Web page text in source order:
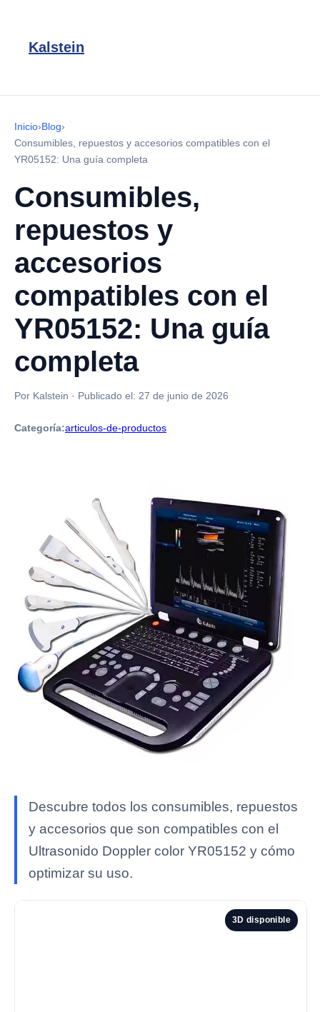
Kalstein
Inicio›Blog›
Consumibles, repuestos y accesorios compatibles con el
YR05152: Una guía completa
Consumibles,
repuestos y
accesorios
compatibles con el
YR05152: Una guía
completa
Por Kalstein · Publicado el: 27 de junio de 2026
Categoría:articulos-de-productos
Descubre todos los consumibles, repuestos
y accesorios que son compatibles con el
Ultrasonido Doppler color YR05152 y cómo
optimizar su uso.
3D disponible